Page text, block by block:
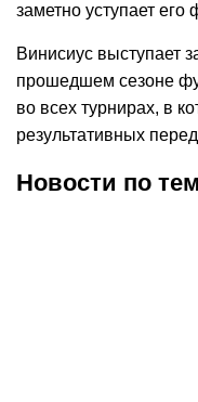
заметно уступает
Винисиус выступает
прошедшем сезоне
во всех турнирах, в
результативных
Новости по